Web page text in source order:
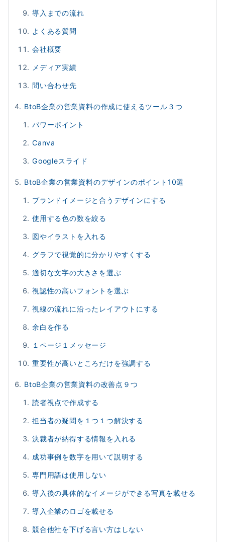
導入までの流れ
よくある質問
会社概要
メディア実績
問い合わせ先
BtoB企業の営業資料の作成に使えるツール３つ
パワーポイント
Canva
Googleスライド
BtoB企業の営業資料のデザインのポイント10選
ブランドイメージと合うデザインにする
使用する色の数を絞る
図やイラストを入れる
グラフで視覚的に分かりやすくする
適切な文字の大きさを選ぶ
視認性の高いフォントを選ぶ
視線の流れに沿ったレイアウトにする
余白を作る
１ページ１メッセージ
重要性が高いところだけを強調する
BtoB企業の営業資料の改善点９つ
読者視点で作成する
担当者の疑問を１つ１つ解決する
決裁者が納得する情報を入れる
成功事例を数字を用いて説明する
専門用語は使用しない
導入後の具体的なイメージができる写真を載せる
導入企業のロゴを載せる
競合他社を下げる言い方はしない